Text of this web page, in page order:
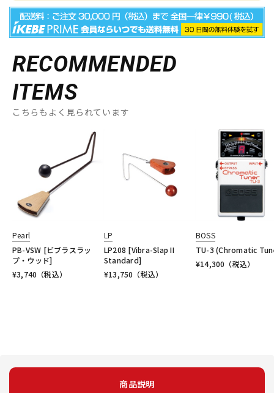
RECOMMENDED
ITEMS
こちらもよく見られています
Pearl
PB-VSW [ビブラスラッ
プ・ウッド]
¥3,740 （税込）
LP
LP208 [Vibra-Slap II
Standard]
¥13,750 （税込）
BOSS
TU-3 (Chromatic
¥14,300 （税込）
商品説明